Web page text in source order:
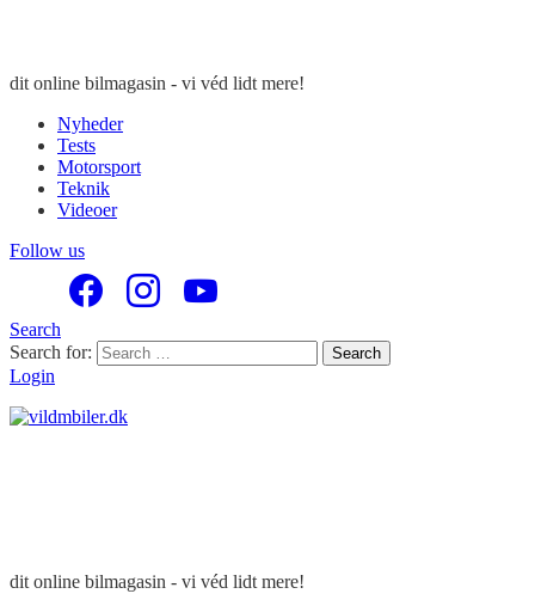
dit online bilmagasin - vi véd lidt mere!
Nyheder
Tests
Motorsport
Teknik
Videoer
Follow us
Search
Search for:
Search
Login
dit online bilmagasin - vi véd lidt mere!